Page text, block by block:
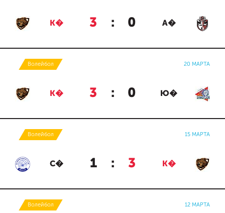
К� 3 : 0 А�
Волейбол 20 МАРТА
К� 3 : 0 Ю�
Волейбол 15 МАРТА
С� 1 : 3 К�
Волейбол 12 МАРТА